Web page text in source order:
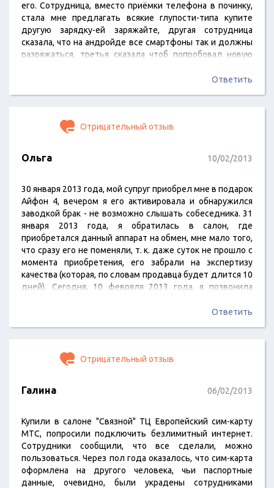
его. Сотрудница, вместо приёмки телефона в починку,
стала мне предлагать всякие глупости-типа купите
другую зарядку-ей заряжайте, другая сотрудница
сказала, что на андройде все смартфоны так и должны
разряжаться, третья сказала чтоб попробовал новую
советов, только чтоб не принимать телефон и чтобы я
Ответить
Отрицательный отзыв
Ольга 10/02/2013
30 января 2013 года, мой супруг приобрел мне в подарок
Айфон 4, вечером я его активировала и обнаружился
заводкой брак - не возможно слышать собеседника. 31
января 2013 года, я обратилась в салон, где
приобретался данный аппарат на обмен, мне мало того,
что сразу его не поменяли, т. к. даже суток не прошло с
момента приобретения, его забрали на экспертизу
качества (которая, по словам продавца будет длится 10
дней). Сегодня, 10 февряля 2013 года, я позвонила
представившаяся Мариной, как попугай стала твердить
Ответить
Отрицательный отзыв
Галина 06/02/2013
Купили в салоне "Связной" ТЦ Европейский сим-карту
МТС, попросили подключить безлимитный интернет.
Сотрудники сообщили, что все сделали, можно
пользоваться. Через пол года оказалось, что сим-карта
оформлена на другого человека, чьи паспортные
данные, очевидно, были украдены сотрудниками